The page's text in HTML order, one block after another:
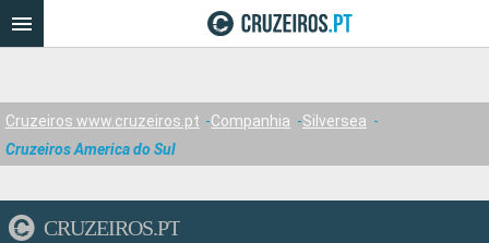
Cruzeiros www.cruzeiros.pt Companhia
Silversea
Cruzeiros America do Sul
CRUZEIROS.PT